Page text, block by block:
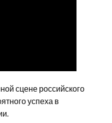
сцене российского
успеха в